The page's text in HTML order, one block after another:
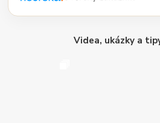
Videa, ukázky a